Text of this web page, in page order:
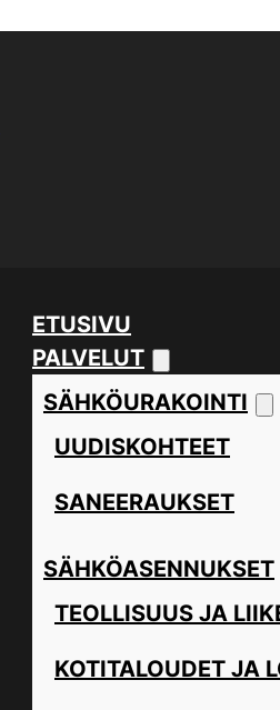
ETUSIVU
PALVELUT
SÄHKÖURAKOINTI
UUDISKOHTEET
SANEERAUKSET
SÄHKÖASENNUKSET
TEOLLISUUS JA
KOTITALOUDET JA